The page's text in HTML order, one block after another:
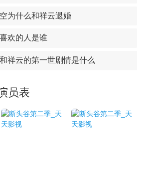
为什么和祥云退婚
欢的人是谁
祥云的第一世剧情是什么
员表